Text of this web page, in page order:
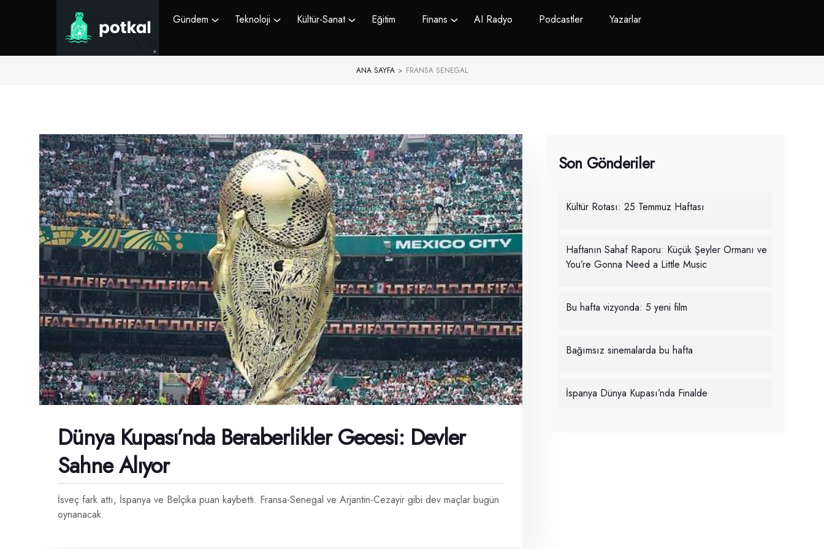
Gündem Teknoloji Kültür-Sanat Eğitim Finans AI Radyo Podcastler Yazarlar
ANA SAYFA > FRANSA SENEGAL
Dünya Kupası’nda Beraberlikler Gecesi: Devler
Sahne Alıyor
İsveç fark attı, İspanya ve Belçika puan kaybetti. Fransa-Senegal ve Arjantin-Cezayir gibi dev maçlar bugün
oynanacak.
Son Gönderiler
Kültür Rotası: 25 Temmuz Haftası
Haftanın Sahaf Raporu: Küçük Şeyler Ormanı ve
You’re Gonna Need a Little Music
Bu hafta vizyonda: 5 yeni film
Bağımsız sinemalarda bu hafta
İspanya Dünya Kupası’nda Finalde